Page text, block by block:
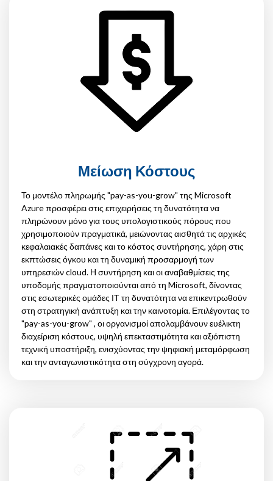
Μείωση Κόστους
Το μοντέλο πληρωμής "pay-as-you-grow" της Microsoft
Azure προσφέρει στις επιχειρήσεις τη δυνατότητα να
πληρώνουν μόνο για τους υπολογιστικούς πόρους που
χρησιμοποιούν πραγματικά, μειώνοντας αισθητά τις αρχικές
κεφαλαιακές δαπάνες και το κόστος συντήρησης, χάρη στις
εκπτώσεις όγκου και τη δυναμική προσαρμογή των
υπηρεσιών cloud. Η συντήρηση και οι αναβαθμίσεις της
υποδομής πραγματοποιούνται από τη Microsoft, δίνοντας
στις εσωτερικές ομάδες ΙΤ τη δυνατότητα να επικεντρωθούν
στη στρατηγική ανάπτυξη και την καινοτομία. Επιλέγοντας το
"pay-as-you-grow" , οι οργανισμοί απολαμβάνουν ευέλικτη
διαχείριση κόστους, υψηλή επεκταστιμότητα και αξιόπιστη
τεχνική υποστήριξη, ενισχύοντας την ψηφιακή μεταμόρφωση
και την ανταγωνιστικότητα στη σύγχρονη αγορά.